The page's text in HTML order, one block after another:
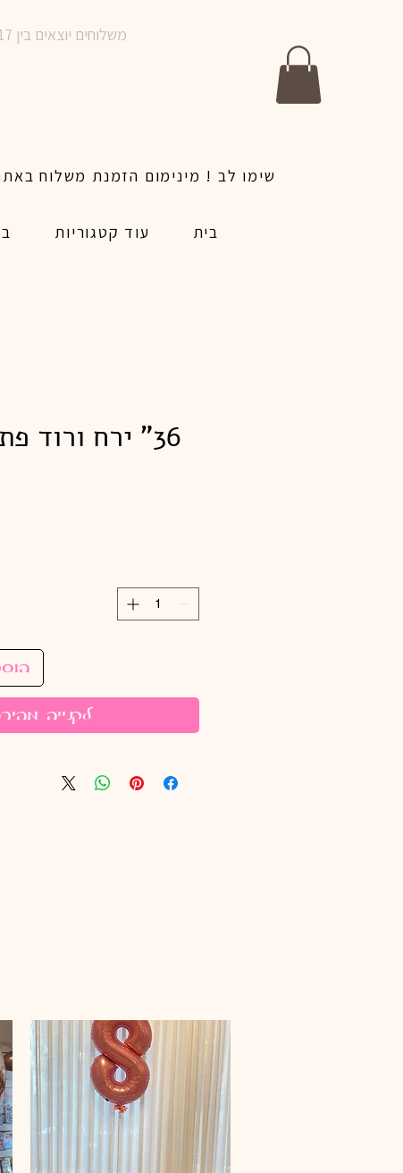
משלוחים יוצאים בין 10-17 בימים א-ו | אין משלוחים בשבתות וחגים | ניתן לבצע הזמנה לאותו היום עד שעה 14:00
בית
עוד קטגוריות
לקנייה